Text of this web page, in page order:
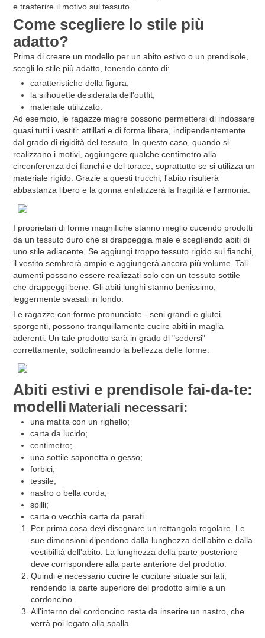
e trasferire il motivo sul tessuto.
Come scegliere lo stile più
adatto?
Prima di creare un modello per un abito estivo o un prendisole,
scegli lo stile più adatto, tenendo conto di:
caratteristiche della figura;
la silhouette desiderata dell'outfit;
materiale utilizzato.
Ad esempio, le ragazze magre possono permettersi di indossare
quasi tutti i vestiti: attillati e di forma libera, indipendentemente
dal grado di rigidità del tessuto. In questo caso, quando si
realizzano i motivi, aggiungere qualche centimetro alla
circonferenza dei fianchi e del torace, soprattutto se si utilizza un
materiale rigido. Grazie a questi trucchi, l'abito risulterà
abbastanza libero e la gonna enfatizzerà la fragilità e l'armonia.
I proprietari di forme magnifiche stanno meglio cucendo prodotti
da un tessuto duro che si drappeggia male e scegliendo abiti di
uno stile adiacente. Se aggiungi troppo tessuto rigido sui fianchi,
il vestito sembrerà ampio e aggiungerà ancora più volume. Tali
aumenti possono essere realizzati solo con un tessuto sottile
che drappeggi bene. Gli abiti lunghi stanno benissimo,
leggermente svasati in fondo.
Le ragazze con forme pronunciate - seni grandi e glutei
sporgenti, possono tranquillamente cucire abiti in maglia
aderenti. Un tale prodotto sarà in grado di "sedersi"
correttamente, sottolineando la bellezza delle forme.
Abiti estivi e prendisole fai-da-te:
modelli Materiali necessari:
una matita con un righello;
carta da lucido;
centimetro;
una sottile saponetta o gesso;
forbici;
tessile;
nastro o bella corda;
spilli;
carta o vecchia carta da parati.
Per prima cosa devi disegnare un rettangolo regolare. Le
sue dimensioni dipendono dalla lunghezza dell'abito e dalla
vestibilità dell'abito. La lunghezza della parte posteriore
deve corrispondere alla parte anteriore del prodotto.
Quindi è necessario cucire le cuciture situate sui lati,
rendendo la parte superiore del prodotto simile a un
cordoncino.
All'interno del cordoncino resta da inserire un nastro, che
verrà poi legato alla spalla.